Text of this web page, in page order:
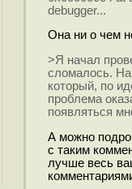
debugger...
Она ни о чем
>Я начал
сломалось.
который, по
проблема
появляться
А можно
с таким
лучше весь